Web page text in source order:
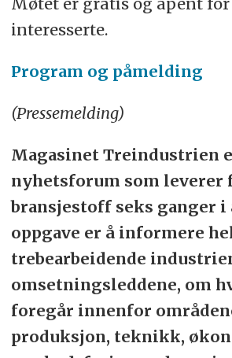
interesserte.
Program og påmelding
(Pressemelding)
Magasinet Treindustrien
nyhetsforum som leverer
bransjestoff seks ganger i
oppgave er å informere
trebearbeidende
omsetningsleddene, om
foregår innenfor
produksjon, teknikk,